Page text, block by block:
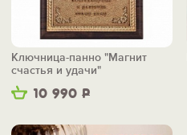
10 990 Р
Ключница-панно "Магнит
счастья и удачи"